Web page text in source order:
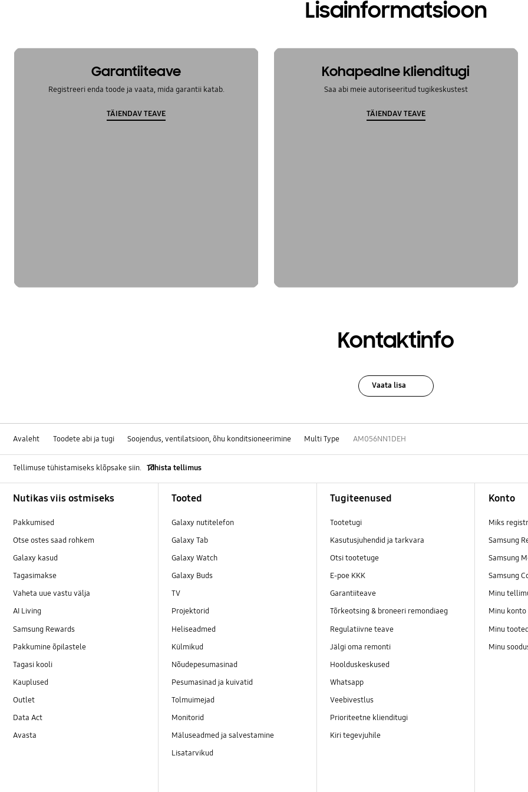
Lisainformatsioon
Garantiiteave
Registreeri enda toode ja vaata, mida garantii katab.
TÄIENDAV TEAVE
Kohapealne klienditugi
Saa abi meie autoriseeritud tugikeskustest
TÄIENDAV TEAVE
Kontaktinfo
Vaata lisa
Avaleht Toodete abi ja tugi Soojendus, ventilatsioon, õhu konditsioneerimine Multi Type AM056NN1DEH
Tellimuse tühistamiseks klõpsake siin. Tühista tellimus
Nutikas viis ostmiseks
Pakkumised
Otse ostes saad rohkem
Galaxy kasud
Tagasimakse
Vaheta uue vastu välja
AI Living
Samsung Rewards
Pakkumine õpilastele
Tagasi kooli
Kauplused
Outlet
Data Act
Avasta
Tooted
Galaxy nutitelefon
Galaxy Tab
Galaxy Watch
Galaxy Buds
TV
Projektorid
Heliseadmed
Külmikud
Nõudepesumasinad
Pesumasinad ja kuivatid
Tolmuimejad
Monitorid
Mäluseadmed ja salvestamine
Lisatarvikud
Tugiteenused
Tootetugi
Kasutusjuhendid ja tarkvara
Otsi tootetuge
E-poe KKK
Garantiiteave
Tõrkeotsing & broneeri remondiaeg
Regulatiivne teave
Jälgi oma remonti
Hoolduskeskused
Whatsapp
Veebivestlus
Prioriteetne klienditugi
Kiri tegevjuhile
Konto
Miks
Samsung
Samsung
Samsung
Minu
Minu konto
Minu
Minu